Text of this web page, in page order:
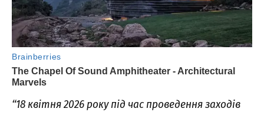
“18 квітня 2026 року під час проведення заходів